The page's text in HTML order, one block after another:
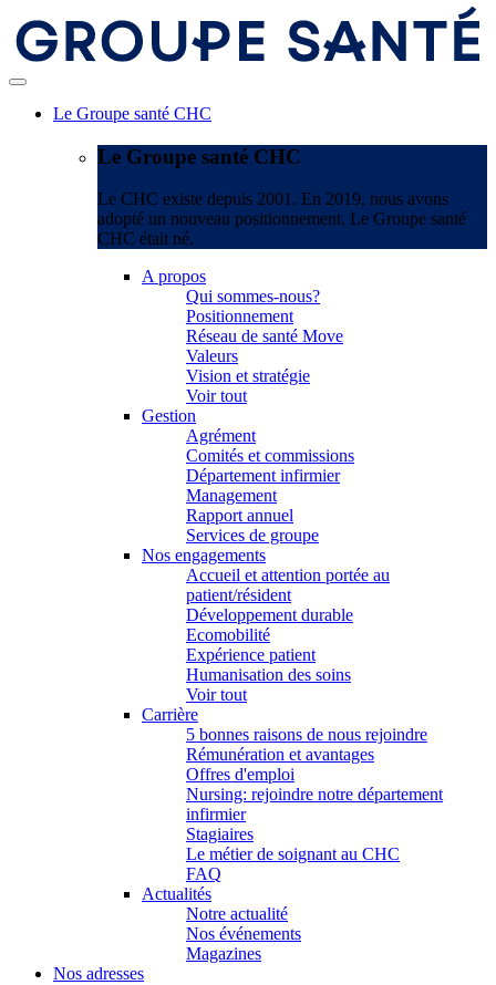
Le Groupe santé CHC
Le Groupe santé CHC
Le CHC existe depuis 2001. En 2019, nous avons
adopté un nouveau positionnement. Le Groupe santé
CHC était né.
A propos
Qui sommes-nous?
Positionnement
Réseau de santé Move
Valeurs
Vision et stratégie
Voir tout
Gestion
Agrément
Comités et commissions
Département infirmier
Management
Rapport annuel
Services de groupe
Nos engagements
Accueil et attention portée au
patient/résident
Développement durable
Ecomobilité
Expérience patient
Humanisation des soins
Voir tout
Carrière
5 bonnes raisons de nous rejoindre
Rémunération et avantages
Offres d'emploi
Nursing: rejoindre notre département
infirmier
Stagiaires
Le métier de soignant au CHC
FAQ
Actualités
Notre actualité
Nos événements
Magazines
Nos adresses